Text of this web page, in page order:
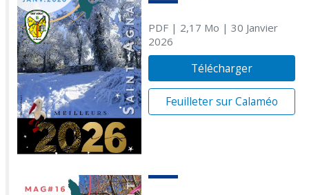
PDF| 2,17 Mo | 30 Janvier
2026
Télécharger
Feuilleter sur Calaméo